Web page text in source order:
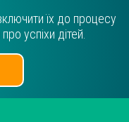
їх до процесу
успіхи дітей.